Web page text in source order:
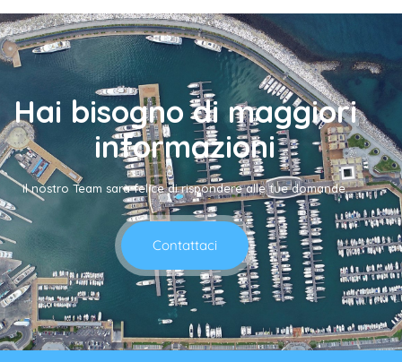
Hai bisogno di maggiori
informazioni
il nostro Team sarà felice di rispondere alle tue domande.
Contattaci